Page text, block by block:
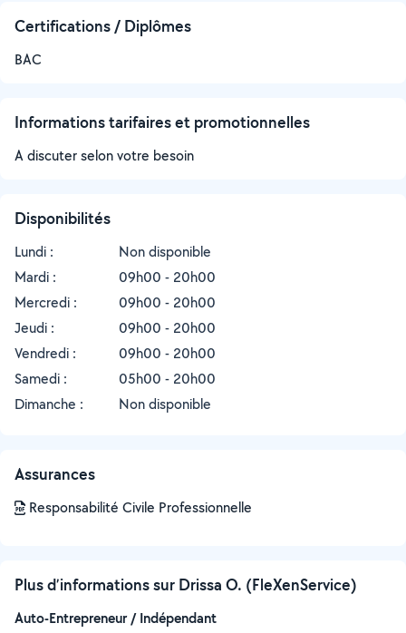
Certifications / Diplômes
BAC
Informations tarifaires et promotionnelles
A discuter selon votre besoin
Disponibilités
Lundi :
Non disponible
Mardi :
09h00 - 20h00
Mercredi :
09h00 - 20h00
Jeudi :
09h00 - 20h00
Vendredi :
09h00 - 20h00
Samedi :
05h00 - 20h00
Dimanche :
Non disponible
Assurances
Responsabilité Civile Professionnelle
Plus d’informations sur Drissa O. (FleXenService)
Auto-Entrepreneur / Indépendant